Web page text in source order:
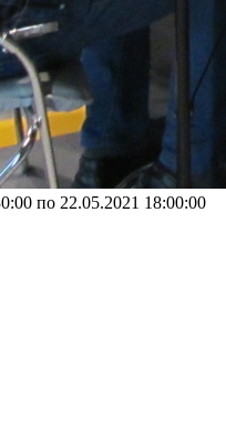
по 22.05.2021 18:00:00